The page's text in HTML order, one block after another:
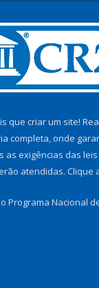
que criar um site!
completa, onde
as exigências das
atendidas. Clique
Programa Nacional